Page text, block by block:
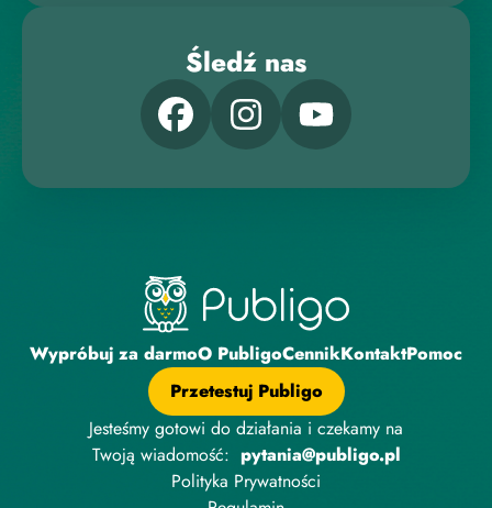
Śledź nas
Wypróbuj za darmoO PubligoCennikKontaktPomoc
Przetestuj Publigo
Jesteśmy gotowi do działania i czekamy na
Twoją wiadomość: pytania@publigo.pl
Polityka Prywatności